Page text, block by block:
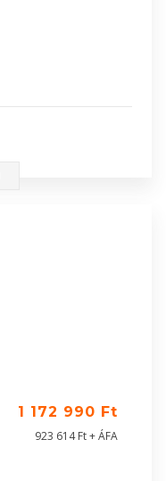
1 172 990 Ft
923 614 Ft + ÁFA